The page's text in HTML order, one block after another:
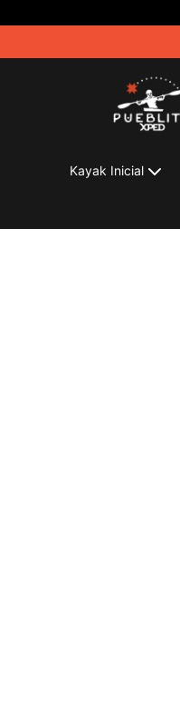
Kayak Inicial